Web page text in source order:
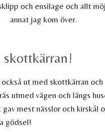
och ensilage och allt
annat jag kom över.
skottkärran!
också ut med skottkärran och
utmed vägen och längs
gav mest nässlor och kirskål
gödsel!